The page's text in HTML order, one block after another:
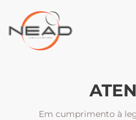
Em cumprimento à